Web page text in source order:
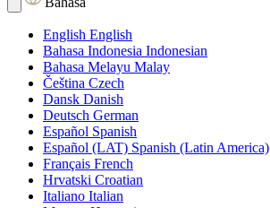
English English
Bahasa Indonesia Indonesian
Bahasa Melayu Malay
Čeština Czech
Dansk Danish
Deutsch German
Español Spanish
Español (LAT) Spanish (Latin America)
Français French
Hrvatski Croatian
Italiano Italian